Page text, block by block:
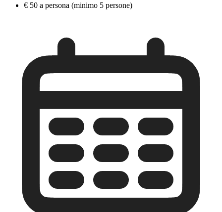
€ 50 a persona (minimo 5 persone)